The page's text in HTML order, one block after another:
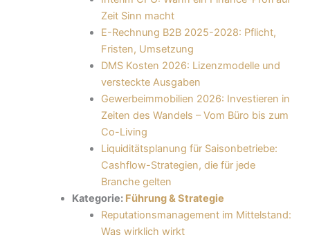
Zeit Sinn macht
E-Rechnung B2B 2025-2028: Pflicht,
Fristen, Umsetzung
DMS Kosten 2026: Lizenzmodelle und
versteckte Ausgaben
Gewerbeimmobilien 2026: Investieren in
Zeiten des Wandels – Vom Büro bis zum
Co-Living
Liquiditätsplanung für Saisonbetriebe:
Cashflow-Strategien, die für jede
Branche gelten
Kategorie: Führung & Strategie
Reputationsmanagement im Mittelstand:
Was wirklich wirkt